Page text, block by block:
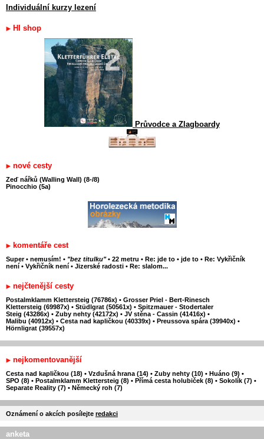
Individuální kurzy lezení
HI shop
Průvodce a Zlagboardy
nové cesty
Zeď nářků (Walling Wall) (8-/8)
Pinocchio (5a)
komentáře cest
Super • nemusím! • "bez titulku" • 22 metru • Re: jde to • jde to • Re: Vykřičník
není • Vykřičník není • Jizerské radosti • Re: slalom...
nejčtenější cesty
Postalmklamm Klettersteig (76786x) • Grosser Priel - Bert-Rinesch
Klettersteig (69987x) • Stüdlgrat (50561x) • Spitzmauer - Stodertaler
Steig (43286x) • Zuby nehty (42172x) • JV stěna - Cassin (41416x) •
Malibu (40912x) • Cesta nad kapličkou (40339x) • Preussova spára (39940x) •
Hörnligrat (39557x)
nejkomentovanější
Cesta nad kapličkou (18) • Vzdušná hrana (14) • Zuby nehty (10) • Huáno (9) •
SPO (8) • Postalmklamm Klettersteig (8) • Přímá cesta holubiček (8) • Sokolík (7) •
Separate Reality (7) • Německý roh (7)
Oznámení o akcích posílejte redakci
anketa